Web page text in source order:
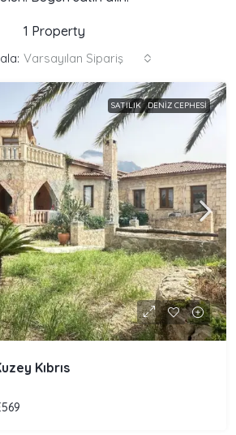
1 Property
Varsayılan Sipariş
SATILIK DENIZ CEPHESI
Kıbrıs